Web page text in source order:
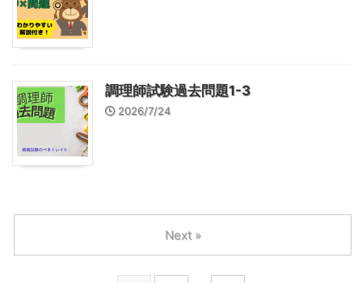
調理師試験過去問題1-3
2026/7/24
Next »